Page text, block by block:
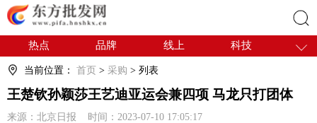
搜索
热点 品牌 线上
科技
干货
电商
会展
国内
当前位置： 首页 > 采购 > 列表
王楚钦孙颖莎王艺迪亚运会兼四项 马龙只打团体
来源：北京日报 时间：2023-07-10 17:05:17